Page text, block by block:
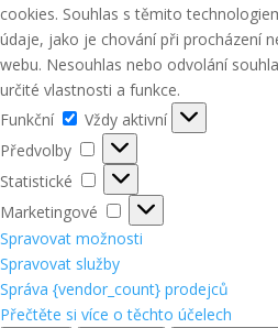
cookies. Souhlas s těmito
údaje, jako je chování při procházení
webu. Nesouhlas nebo odvolání
určité vlastnosti a funkce.
Funkční
Funkční
Vždy aktivní
Předvolby
Předvolby
Statistické
Statistické
Marketingové
Marketingové
Spravovat možnosti
Spravovat služby
Správa {vendor_count} prodejců
Přečtěte si více o těchto účelech